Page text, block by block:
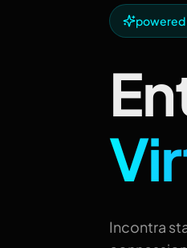
powered
Incontra